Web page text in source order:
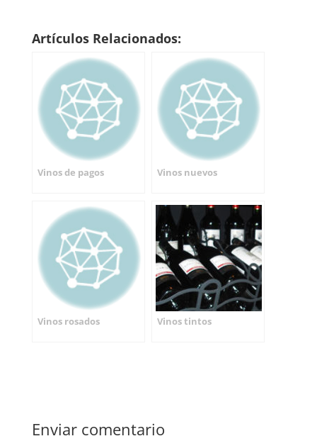
Artículos Relacionados:
Vinos de pagos Vinos nuevos
Vinos rosados Vinos tintos
Enviar comentario